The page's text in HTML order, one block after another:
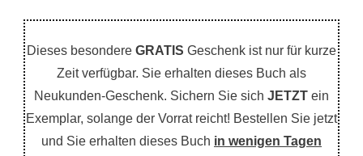
Dieses besondere GRATIS Geschenk ist nur für kurze
Zeit verfügbar. Sie erhalten dieses Buch als
Neukunden-Geschenk. Sichern Sie sich JETZT ein
Exemplar, solange der Vorrat reicht! Bestellen Sie jetzt
und Sie erhalten dieses Buch in wenigen Tagen